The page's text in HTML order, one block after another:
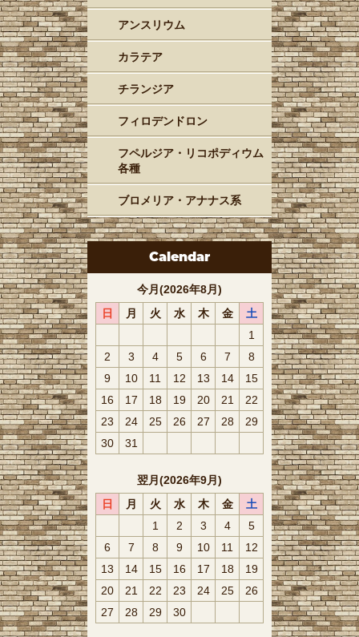
アンスリウム
カラテア
チランジア
フィロデンドロン
フペルジア・リコポディウム
各種
ブロメリア・アナナス系
Calendar
今月(2026年8月)
日
月 火 水 木 金
土
1
2
3 4 5 6 7
8
9
10 11 12 13 14
15
16
17 18 19 20 21
22
23
24 25 26 27 28
29
30
31
翌月(2026年9月)
日
月 火 水 木 金
土
1
2 3 4
5
6
7 8 9 10 11
12
13
14 15 16 17 18
19
20
21 22 23 24 25
26
27
28 29 30